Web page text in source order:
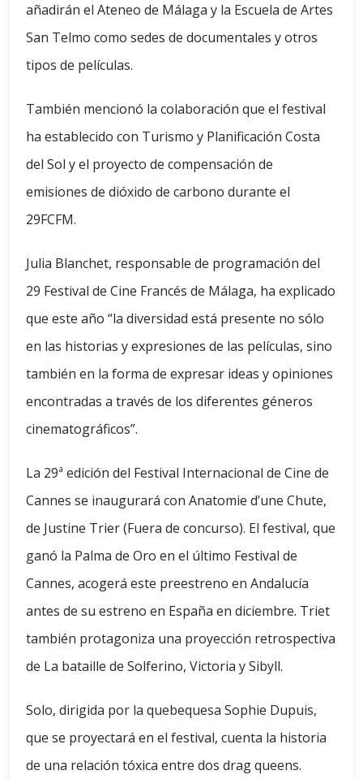
añadirán el Ateneo de Málaga y la Escuela de Artes
San Telmo como sedes de documentales y otros
tipos de películas.
También mencionó la colaboración que el festival
ha establecido con Turismo y Planificación Costa
del Sol y el proyecto de compensación de
emisiones de dióxido de carbono durante el
29FCFM.
Julia Blanchet, responsable de programación del
29 Festival de Cine Francés de Málaga, ha explicado
que este año “la diversidad está presente no sólo
en las historias y expresiones de las películas, sino
también en la forma de expresar ideas y opiniones
encontradas a través de los diferentes géneros
cinematográficos”.
La 29ª edición del Festival Internacional de Cine de
Cannes se inaugurará con Anatomie d’une Chute,
de Justine Trier (Fuera de concurso). El festival, que
ganó la Palma de Oro en el último Festival de
Cannes, acogerá este preestreno en Andalucía
antes de su estreno en España en diciembre. Triet
también protagoniza una proyección retrospectiva
de La bataille de Solferino, Victoria y Sibyll.
Solo, dirigida por la quebequesa Sophie Dupuis,
que se proyectará en el festival, cuenta la historia
de una relación tóxica entre dos drag queens.